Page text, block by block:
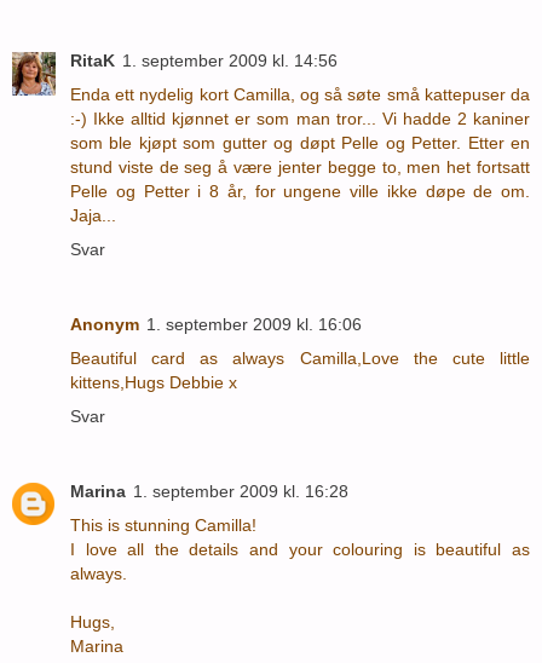
RitaK 1. september 2009 kl. 14:56
Enda ett nydelig kort Camilla, og så søte små kattepuser da
:-) Ikke alltid kjønnet er som man tror... Vi hadde 2 kaniner
som ble kjøpt som gutter og døpt Pelle og Petter. Etter en
stund viste de seg å være jenter begge to, men het fortsatt
Pelle og Petter i 8 år, for ungene ville ikke døpe de om.
Jaja...
Svar
Anonym 1. september 2009 kl. 16:06
Beautiful card as always Camilla,Love the cute little
kittens,Hugs Debbie x
Svar
Marina 1. september 2009 kl. 16:28
This is stunning Camilla!
I love all the details and your colouring is beautiful as
always.
Hugs,
Marina